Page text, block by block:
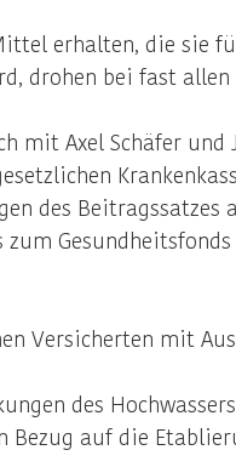
erhalten, die sie
drohen bei fast allen
mit Axel Schäfer
des
Versicherten mit
des
auf die